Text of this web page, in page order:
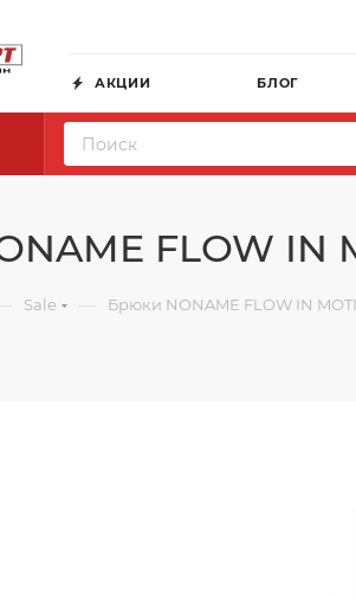
АКЦИИ БЛОГ
FLOW IN
Sale — Брюки NONAME FLOW IN